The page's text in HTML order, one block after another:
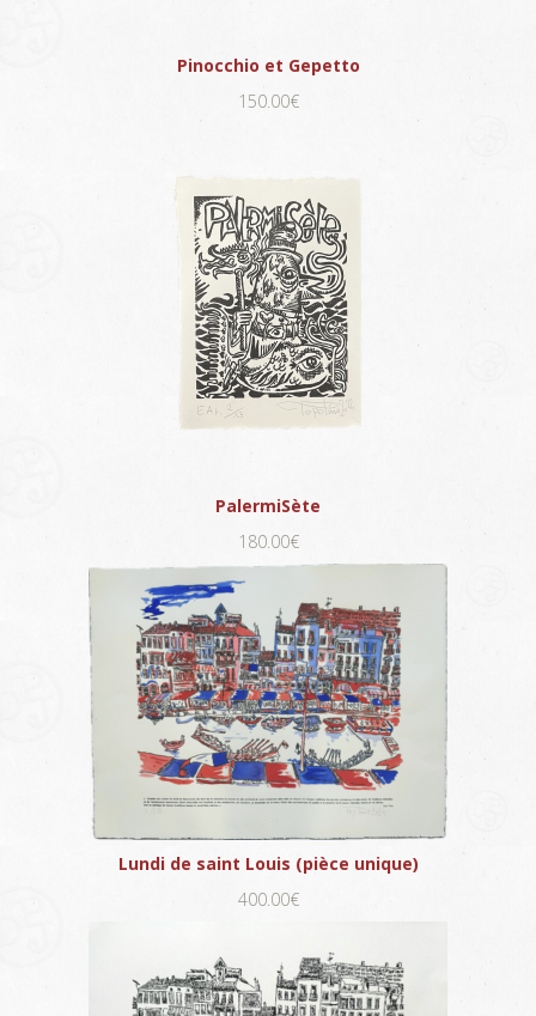
Pinocchio et Gepetto
150.00€
PalermiSète
180.00€
Lundi de saint Louis (pièce unique)
400.00€